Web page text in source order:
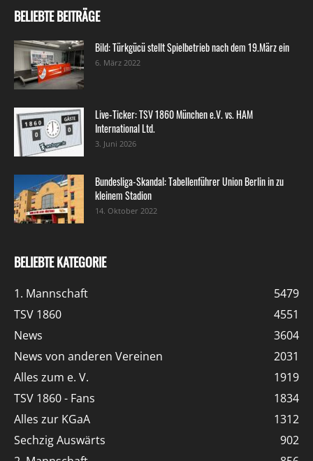
BELIEBTE BEITRÄGE
Bild: Türkgücü stellt Spielbetrieb nach dem 19.März ein
6. März 2022
Live-Ticker: TSV 1860 München e.V. vs. HAM
International Ltd.
3. Juni 2026
Bundesliga-Skandal: Tabellenführer Union Berlin in zu
kleinem Stadion
14. Oktober 2022
BELIEBTE KATEGORIE
1. Mannschaft
5479
TSV 1860
4551
News
3604
News von anderen Vereinen
2031
Alles zum e. V.
1919
TSV 1860 - Fans
1834
Alles zur KGaA
1312
Sechzig Auswärts
902